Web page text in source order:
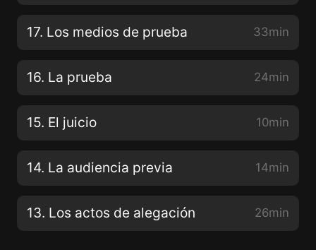
17. Los medios de prueba 33min
16. La prueba 24min
15. El juicio 10min
14. La audiencia previa 14min
13. Los actos de alegación 26min